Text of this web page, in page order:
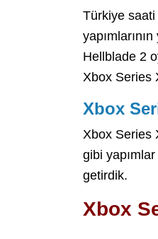
Türkiye saati
Hellblade 2
Xbox Series
Xbox
Xbox Series
gibi
getirdik.
Xbox